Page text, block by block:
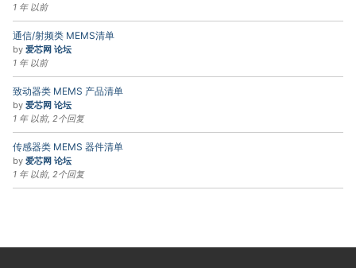
1 年 以前
通信/射频类 MEMS清单
by 爱芯网 论坛
1 年 以前
致动器类 MEMS 产品清单
by 爱芯网 论坛
1 年 以前, 2个回复
传感器类 MEMS 器件清单
by 爱芯网 论坛
1 年 以前, 2个回复